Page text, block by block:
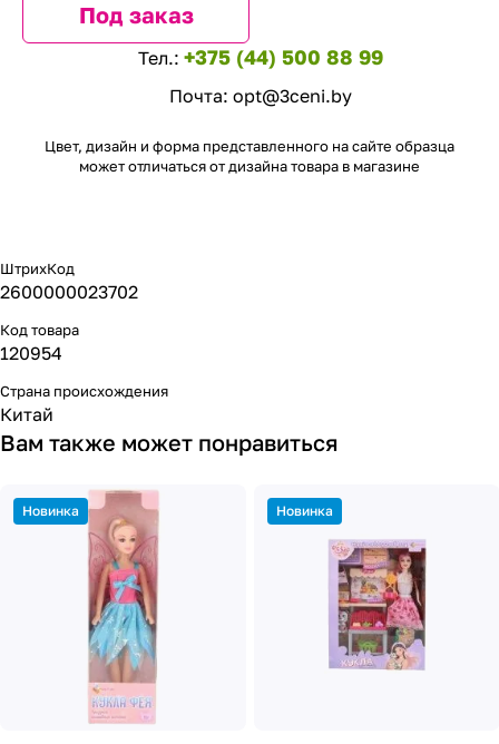
Под заказ
Тел.: +375 (44) 500 88 99
Почта: opt@3ceni.by
Цвет, дизайн и форма представленного на сайте образца
может отличаться от дизайна товара в магазине
ШтрихКод
2600000023702
Код товара
120954
Страна происхождения
Китай
Вам также может понравиться
Новинка Новинка